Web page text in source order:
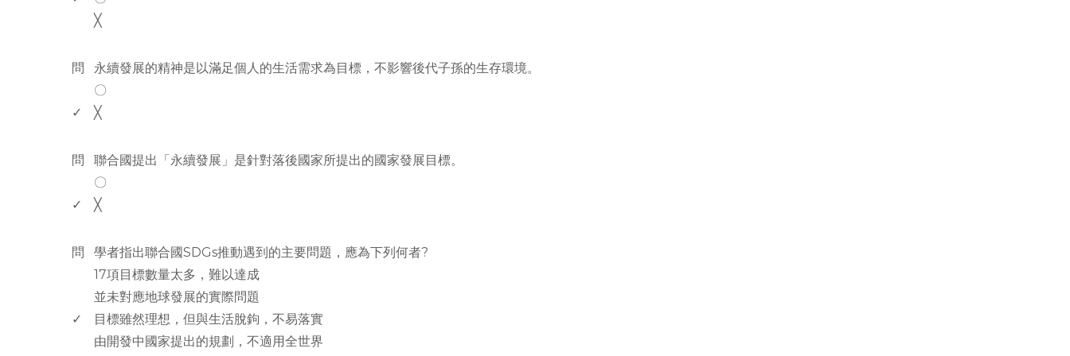
╳
問
永續發展的精神是以滿足個人的生活需求為目標，不影響後代子孫的生存環境。
〇
✓
╳
問
聯合國提出「永續發展」是針對落後國家所提出的國家發展目標。
〇
✓
╳
問
學者指出聯合國SDGs推動遇到的主要問題，應為下列何者?
17項目標數量太多，難以達成
並未對應地球發展的實際問題
✓
目標雖然理想，但與生活脫鉤，不易落實
由開發中國家提出的規劃，不適用全世界